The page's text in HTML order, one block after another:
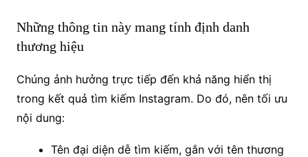
Những thông tin này mang tính định danh
thương hiệu
Chúng ảnh hưởng trực tiếp đến khả năng hiển thị
trong kết quả tìm kiếm Instagram. Do đó, nên tối ưu
nội dung:
Tên đại diện dễ tìm kiếm, gắn với tên thương